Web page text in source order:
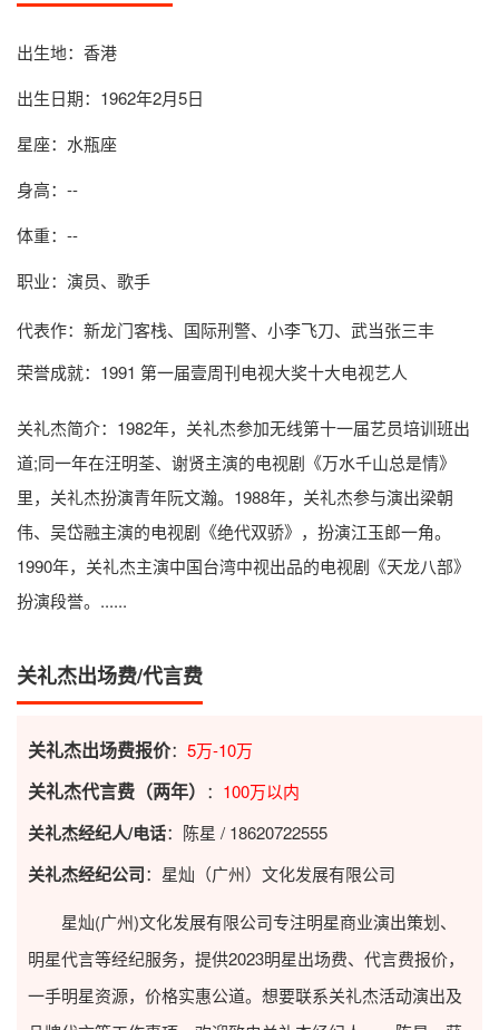
出生地：香港
出生日期：1962年2月5日
星座：水瓶座
身高：--
体重：--
职业：演员、歌手
代表作：新龙门客栈、国际刑警、小李飞刀、武当张三丰
荣誉成就：1991 第一届壹周刊电视大奖十大电视艺人
关礼杰简介：1982年，关礼杰参加无线第十一届艺员培训班出
道;同一年在汪明荃、谢贤主演的电视剧《万水千山总是情》
里，关礼杰扮演青年阮文瀚。1988年，关礼杰参与演出梁朝
伟、吴岱融主演的电视剧《绝代双骄》，扮演江玉郎一角。
1990年，关礼杰主演中国台湾中视出品的电视剧《天龙八部》
扮演段誉。......
关礼杰出场费/代言费
关礼杰出场费报价： 5万-10万
关礼杰代言费（两年） ： 100万以内
关礼杰经纪人/电话：陈星 / 18620722555
关礼杰经纪公司：星灿（广州）文化发展有限公司
星灿(广州)文化发展有限公司专注明星商业演出策划、
明星代言等经纪服务，提供2023明星出场费、代言费报价，
一手明星资源，价格实惠公道。想要联系关礼杰活动演出及